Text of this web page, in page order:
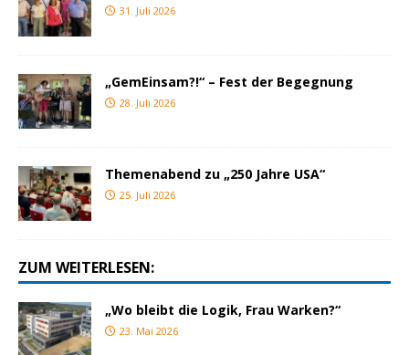
31. Juli 2026
„GemEinsam?!“ – Fest der Begegnung
28. Juli 2026
Themenabend zu „250 Jahre USA“
25. Juli 2026
ZUM WEITERLESEN:
„Wo bleibt die Logik, Frau Warken?“
23. Mai 2026